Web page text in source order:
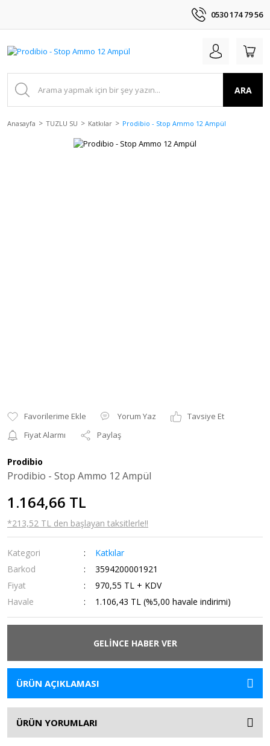
0530 174 79 56
ARA
Anasayfa TUZLU SU Katkılar Prodibio - Stop Ammo 12 Ampül
Yorum Yaz
Tavsiye Et
Fiyat Alarmı
Paylaş
Prodibio
Prodibio - Stop Ammo 12 Ampül
1.164,66 TL
*213,52 TL den başlayan taksitlerle!!
Kategori
Katkılar
Barkod
3594200001921
Fiyat
970,55 TL + KDV
Havale
1.106,43 TL (%5,00 havale indirimi)
GELİNCE HABER VER
ÜRÜN AÇIKLAMASI
ÜRÜN YORUMLARI